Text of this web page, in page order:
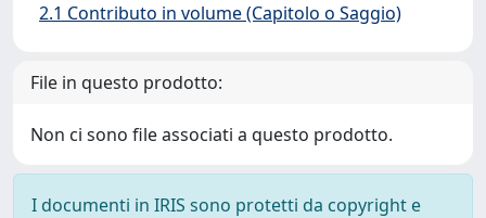
2.1 Contributo in volume (Capitolo o Saggio)
File in questo prodotto:
Non ci sono file associati a questo prodotto.
I documenti in IRIS sono protetti da copyright e